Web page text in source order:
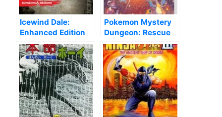
Icewind Dale:
Enhanced Edition
Pokemon Mystery
Dungeon: Rescue
Team DX